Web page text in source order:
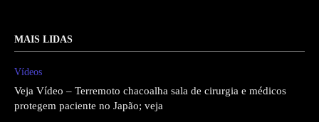
MAIS LIDAS
Vídeos
Veja Vídeo – Terremoto chacoalha sala de cirurgia e médicos
protegem paciente no Japão; veja